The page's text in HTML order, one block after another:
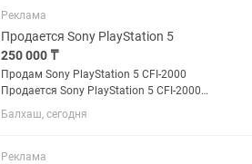
Реклама
Продается Sony PlayStation 5
250 000 ₸
Продам Sony PlayStation 5 CFI-2000
Продается Sony PlayStation 5 CFI-2000
в отличном состоянии. Консоль
полностью исправна, работает без
Использовалась аккуратно, не...
Балхаш, сегодня
Реклама